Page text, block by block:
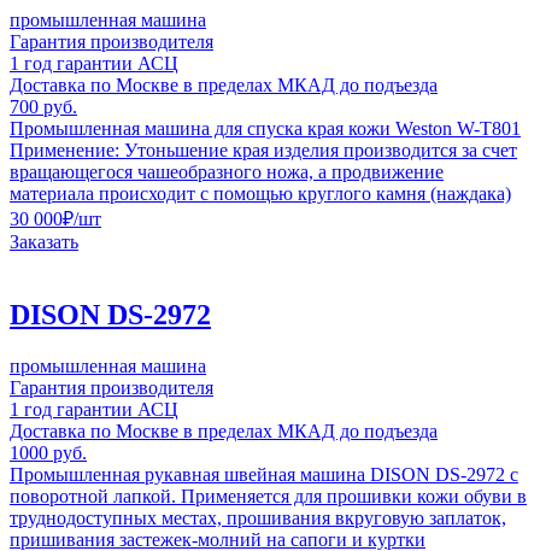
промышленная машина
Гарантия производителя
1 год гарантии АСЦ
Доставка по Москве в пределах МКАД до подъезда
700 руб.
Промышленная машина для спуска края кожи Weston W-T801
Применение: Утоньшение края изделия производится за счет
вращающегося чашеобразного ножа, а продвижение
материала происходит с помощью круглого камня (наждака)
30 000₽/шт
Заказать
DISON DS-2972
промышленная машина
Гарантия производителя
1 год гарантии АСЦ
Доставка по Москве в пределах МКАД до подъезда
1000 руб.
Промышленная рукавная швейная машина DISON DS-2972 с
поворотной лапкой. Применяется для прошивки кожи обуви в
труднодоступных местах, прошивания вкруговую заплаток,
пришивания застежек-молний на сапоги и куртки